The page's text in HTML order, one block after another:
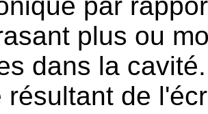
plus ou
dans la
résultant de